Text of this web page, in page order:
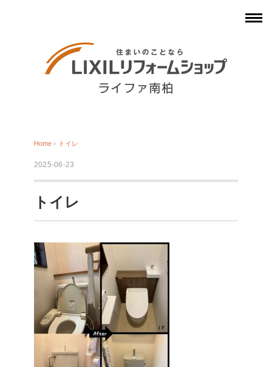
Home › トイレ
2025-06-23
トイレ